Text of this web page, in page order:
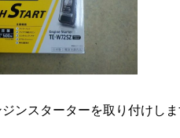
ンスターターを取り付けし